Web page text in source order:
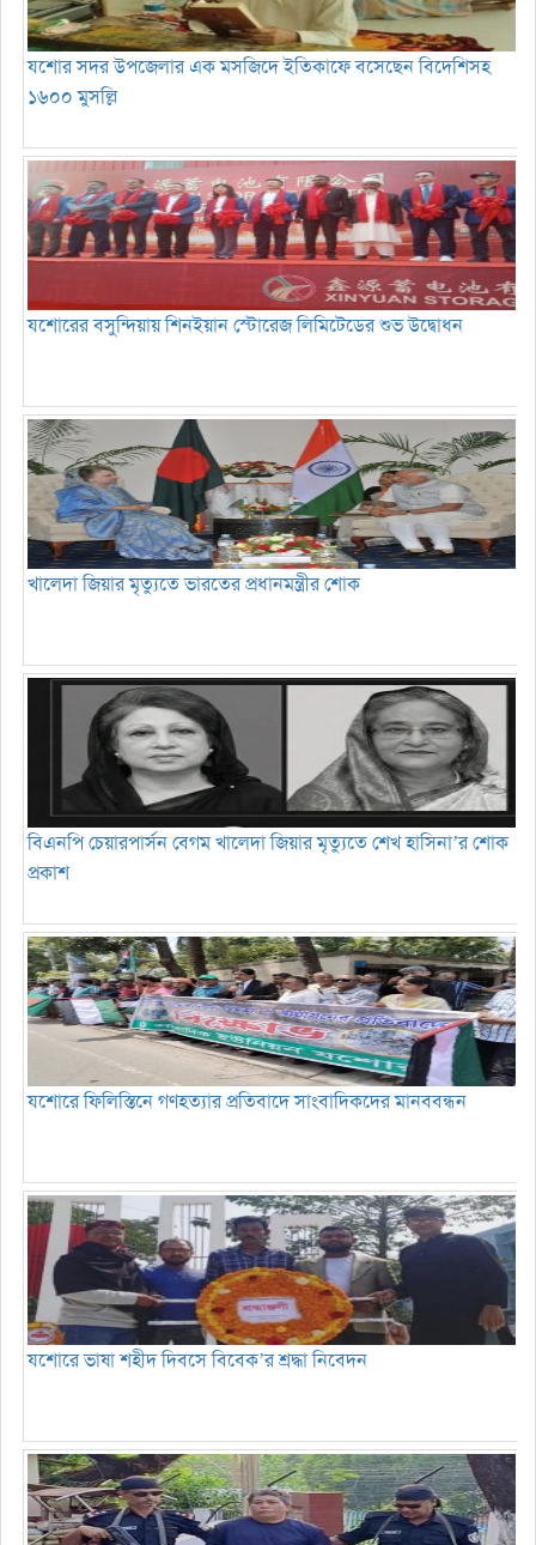
যশোর সদর উপজেলার এক মসজিদে ইতিকাফে বসেছেন বিদেশিসহ
১৬০০ মুসল্লি
যশোরের বসুন্দিয়ায় শিনইয়ান স্টোরেজ লিমিটেডের শুভ উদ্বোধন
খালেদা জিয়ার মৃত্যুতে ভারতের প্রধানমন্ত্রীর শোক
বিএনপি চেয়ারপার্সন বেগম খালেদা জিয়ার মৃত্যুতে শেখ হাসিনা’র শোক
প্রকাশ
যশোরে ফিলিস্তিনে গণহত্যার প্রতিবাদে সাংবাদিকদের মানববন্ধন
যশোরে ভাষা শহীদ দিবসে বিবেক’র শ্রদ্ধা নিবেদন